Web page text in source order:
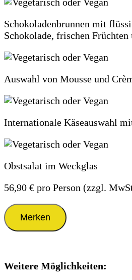
Schokoladenbrunnen mit
Schokolade, frischen
Auswahl von Mousse und
Internationale Käseauswahl
Obstsalat im Weckglas
56,90 € pro Person (zzgl.
Merken
Weitere Möglichkeiten: